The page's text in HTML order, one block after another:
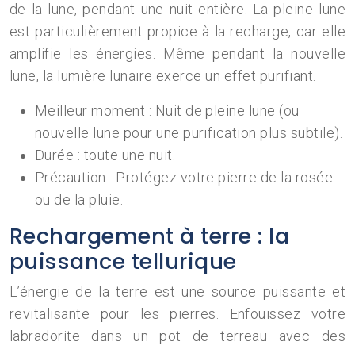
de la lune, pendant une nuit entière. La pleine lune
est particulièrement propice à la recharge, car elle
amplifie les énergies. Même pendant la nouvelle
lune, la lumière lunaire exerce un effet purifiant.
Meilleur moment : Nuit de pleine lune (ou
nouvelle lune pour une purification plus subtile).
Durée : toute une nuit.
Précaution : Protégez votre pierre de la rosée
ou de la pluie.
Rechargement à terre : la
puissance tellurique
L’énergie de la terre est une source puissante et
revitalisante pour les pierres. Enfouissez votre
labradorite dans un pot de terreau avec des